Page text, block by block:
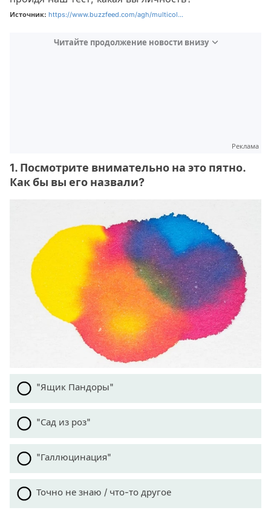
Источник: https://www.buzzfeed.com/agh/multicol...
Читайте продолжение новости внизу
Реклама
1. Посмотрите внимательно на это пятно.
Как бы вы его назвали?
"Ящик Пандоры"
"Сад из роз"
"Галлюцинация"
Точно не знаю / что-то другое